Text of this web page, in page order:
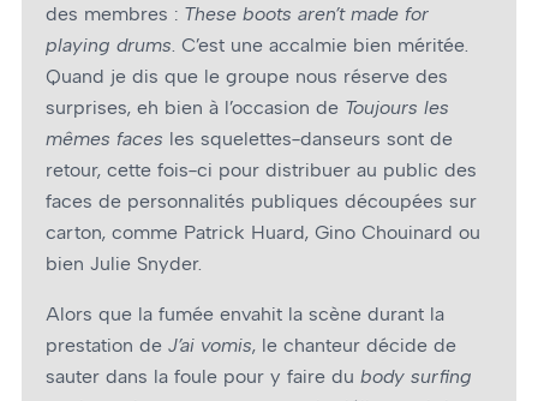
des membres : These boots aren’t made for
playing drums . C’est une accalmie bien méritée.
Quand je dis que le groupe nous réserve des
surprises, eh bien à l’occasion de Toujours les
mêmes faces les squelettes-danseurs sont de
retour, cette fois-ci pour distribuer au public des
faces de personnalités publiques découpées sur
carton, comme Patrick Huard, Gino Chouinard ou
bien Julie Snyder.
Alors que la fumée envahit la scène durant la
prestation de J’ai vomis, le chanteur décide de
sauter dans la foule pour y faire du body surfing